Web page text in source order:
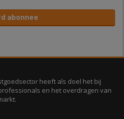
abonnee
heeft als doel het bij
en het overdragen van